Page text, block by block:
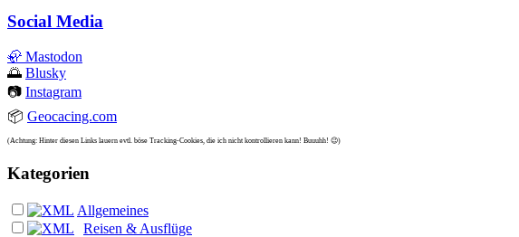
Social Media
🦣 Mastodon
🌅 Blusky
📷 Instagram
📦 Geocacing.com
(Achtung: Hinter diesen Links lauern evtl. böse Tracking-Cookies, die ich nicht kontrollieren kann! Buuuhh! 😉)
Kategorien
Allgemeines
Reisen & Ausflüge